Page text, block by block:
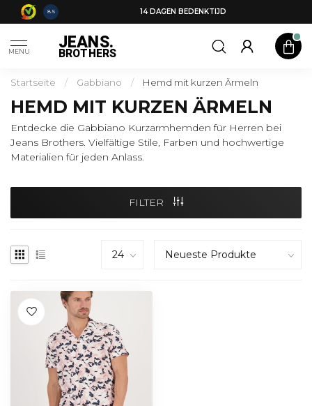
8.5 14 DAGEN BEDENKTIJD
MENU JEANS.
BROTHERS
Startseite / Gabbiano / Hemd mit kurzen Ärmeln
HEMD MIT KURZEN ÄRMELN
Entdecke die Gabbiano Kurzarmhemden für Herren bei
Jeans Brothers. Vielfältige Stile, Farben und hochwertige
Materialien für jeden Anlass.
FILTER